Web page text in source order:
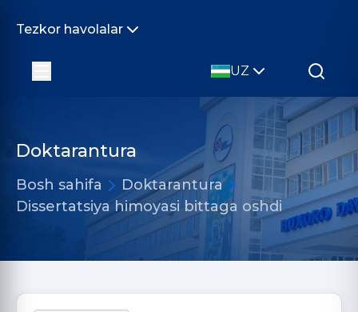
Tezkor havolalar
UZ
Doktarantura
Bosh sahifa
Doktarantura
Dissertatsiya himoyasi bittaga oshdi